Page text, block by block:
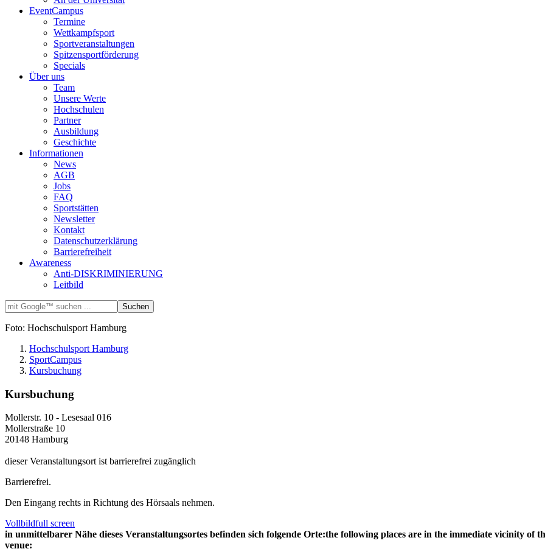
EventCampus
Termine
Wettkampfsport
Sportveranstaltungen
Spitzensportförderung
Specials
Über uns
Team
Unsere Werte
Hochschulen
Partner
Ausbildung
Geschichte
Informationen
News
AGB
Jobs
FAQ
Sportstätten
Newsletter
Kontakt
Datenschutzerklärung
Barrierefreiheit
Awareness
Anti-DISKRIMINIERUNG
Leitbild
Foto: Hochschulsport Hamburg
Hochschulsport Hamburg
SportCampus
Kursbuchung
Kursbuchung
Mollerstr. 10 - Lesesaal 016
Mollerstraße 10
20148 Hamburg
dieser Veranstaltungsort ist barrierefrei zugänglich
Barrierefrei.
Den Eingang rechts in Richtung des Hörsaals nehmen.
Vollbildfull screen
in unmittelbarer Nähe dieses Veranstaltungsortes befinden sich folgende Orte:the following places are in the immediate vicinity of
venue: